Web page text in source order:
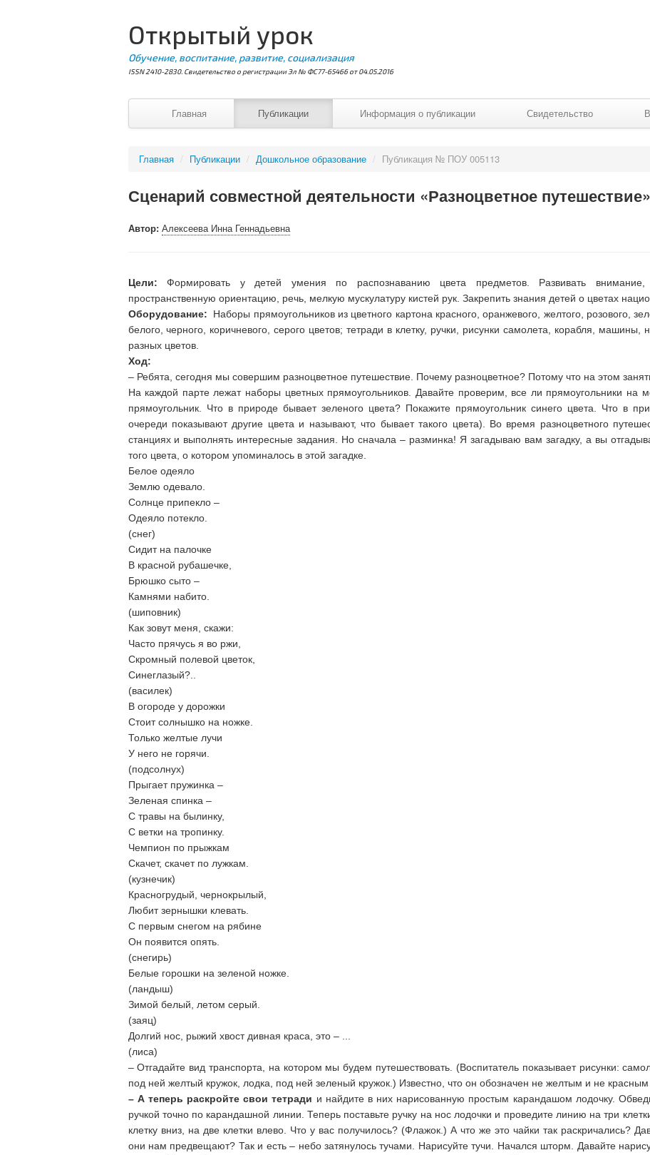
Открытый урок
Обучение, воспитание, развитие, социализация
ISSN 2410-2830. Свидетельство о регистрации Эл № ФС77-65466 от 04.05.2016
Главная Публикации Информация о публикации Свидетельство
Главная / Публикации / Дошкольное образование / Публикация № ПОУ 005113
Сценарий совместной деятельности «Разноцветное путешествие»
Автор: Алексеева Инна Геннадьевна
Цели:Формировать у детей умения по распознаванию цвета предметов. Развивать внимание,
пространственную ориентацию, речь, мелкую мускулатуру кистей рук. Закрепить знания детей о цветах
Оборудование: Наборы прямоугольников из цветного картона красного, оранжевого, желтого, розового,
белого, черного, коричневого, серого цветов; тетради в клетку, ручки, рисунки самолета, корабля, машины,
разных цветов.
Ход:
– Ребята, сегодня мы совершим разноцветное путешествие. Почему разноцветное? Потому что на этом
На каждой парте лежат наборы цветных прямоугольников. Давайте проверим, все ли прямоугольники на
прямоугольник. Что в природе бывает зеленого цвета? Покажите прямоугольник синего цвета. Что в
очереди показывают другие цвета и называют, что бывает такого цвета). Во время разноцветного
станциях и выполнять интересные задания. Но сначала – разминка! Я загадываю вам загадку, а вы
того цвета, о котором упоминалось в этой загадке.
Белое одеяло
Землю одевало.
Солнце припекло –
Одеяло потекло.
(снег)
Сидит на палочке
В красной рубашечке,
Брюшко сыто –
Камнями набито.
(шиповник)
Как зовут меня, скажи:
Часто прячусь я во ржи,
Скромный полевой цветок,
Синеглазый?..
(василек)
В огороде у дорожки
Стоит солнышко на ножке.
Только желтые лучи
У него не горячи.
(подсолнух)
Прыгает пружинка –
Зеленая спинка –
С травы на былинку,
С ветки на тропинку.
Чемпион по прыжкам
Скачет, скачет по лужкам.
(кузнечик)
Красногрудый, чернокрылый,
Любит зернышки клевать.
С первым снегом на рябине
Он появится опять.
(снегирь)
Белые горошки на зеленой ножке.
(ландыш)
Зимой белый, летом серый.
(заяц)
Долгий нос, рыжий хвост дивная краса, это – ...
(лиса)
– Отгадайте вид транспорта, на котором мы будем путешествовать. (Воспитатель показывает рисунки:
под ней желтый кружок, лодка, под ней зеленый кружок.) Известно, что он обозначен не желтым и не
– А теперь раскройте свои тетради и найдите в них нарисованную простым карандашом лодочку.
ручкой точно по карандашной линии. Теперь поставьте ручку на нос лодочки и проведите линию на три
клетку вниз, на две клетки влево. Что у вас получилось? (Флажок.) А что же это чайки так раскричались?
они нам предвещают? Так и есть – небо затянулось тучами. Нарисуйте тучи. Начался шторм. Давайте